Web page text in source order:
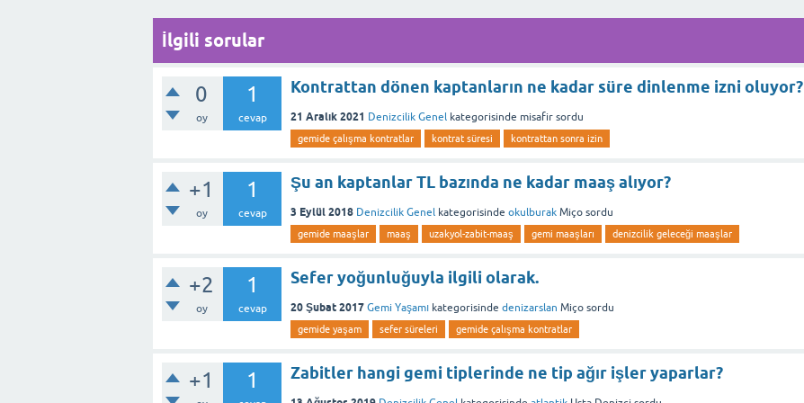
İlgili sorular
0
oy
1
cevap
Kontrattan dönen kaptanların ne kadar süre dinlenme izni oluyor?
21 Aralık 2021 Denizcilik Genel kategorisinde misafir sordu
gemide çalışma kontratlar kontrat süresi kontrattan sonra izin
+1
oy
1
cevap
Şu an kaptanlar TL bazında ne kadar maaş alıyor?
3 Eylül 2018 Denizcilik Genel kategorisinde okulburak Miço sordu
gemide maaşlar maaş uzakyol-zabit-maaş gemi maaşları denizcilik geleceği maaşlar
+2
oy
1
cevap
Sefer yoğunluğuyla ilgili olarak.
20 Şubat 2017 Gemi Yaşamı kategorisinde denizarslan Miço sordu
gemide yaşam sefer süreleri gemide çalışma kontratlar
+1 1 Zabitler hangi gemi tiplerinde ne tip ağır işler yaparlar?